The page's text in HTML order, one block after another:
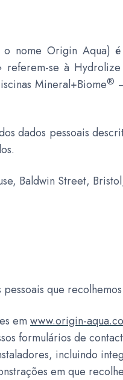
nome Origin Aqua)
referem-se à
Mineral+Biome®
dados pessoais
Baldwin Street,
que
em www.origin-
formulários de
incluindo
em que